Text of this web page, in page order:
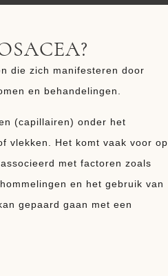
die zich manifesteren door
en behandelingen.
(capillairen) onder het
vlekken. Het komt vaak voor op
met factoren zoals
en het gebruik van
gepaard gaan met een